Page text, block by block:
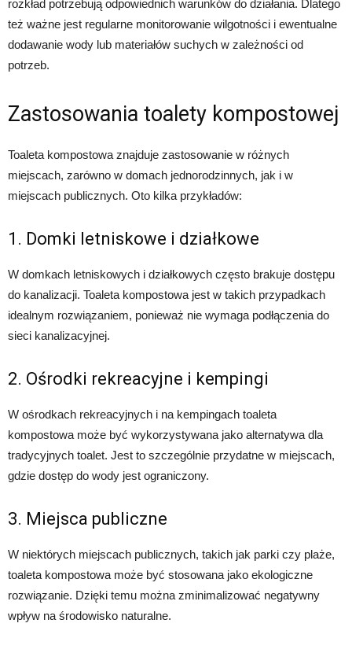
rozkład potrzebują odpowiednich warunków do działania. Dlatego
też ważne jest regularne monitorowanie wilgotności i ewentualne
dodawanie wody lub materiałów suchych w zależności od
potrzeb.
Zastosowania toalety kompostowej
Toaleta kompostowa znajduje zastosowanie w różnych
miejscach, zarówno w domach jednorodzinnych, jak i w
miejscach publicznych. Oto kilka przykładów:
1. Domki letniskowe i działkowe
W domkach letniskowych i działkowych często brakuje dostępu
do kanalizacji. Toaleta kompostowa jest w takich przypadkach
idealnym rozwiązaniem, ponieważ nie wymaga podłączenia do
sieci kanalizacyjnej.
2. Ośrodki rekreacyjne i kempingi
W ośrodkach rekreacyjnych i na kempingach toaleta
kompostowa może być wykorzystywana jako alternatywa dla
tradycyjnych toalet. Jest to szczególnie przydatne w miejscach,
gdzie dostęp do wody jest ograniczony.
3. Miejsca publiczne
W niektórych miejscach publicznych, takich jak parki czy plaże,
toaleta kompostowa może być stosowana jako ekologiczne
rozwiązanie. Dzięki temu można zminimalizować negatywny
wpływ na środowisko naturalne.